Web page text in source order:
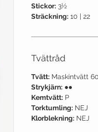
Stickor: 3½
Sträckning: 10 | 22
Tvättråd
Tvätt: Maskintvätt
Strykjärn: ●●
Kemtvätt: P
Torktumling: NEJ
Klorblekning: NEJ